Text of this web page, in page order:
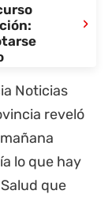
›
Noticias
reveló
lo que hay
que